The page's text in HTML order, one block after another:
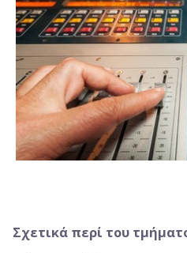
Σχετικά περί του